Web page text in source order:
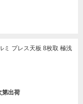
プレス天板 8枚取 極浅
第出荷